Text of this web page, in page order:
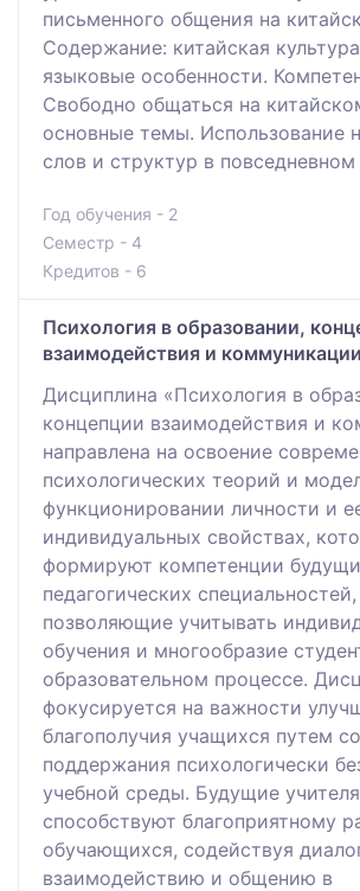
письменного общения на
Содержание: китайская
языковые особенности.
Свободно общаться на
основные темы. Использование
слов и структур в
Год обучения - 2
Семестр - 4
Кредитов - 6
Психология в образовании,
взаимодействия и коммуникации
Дисциплина «Психология в
концепции взаимодействия и
направлена на освоение
психологических теорий и
функционировании личности и
индивидуальных свойствах,
формируют компетенции
педагогических специальностей,
позволяющие учитывать
обучения и многообразие
образовательном процессе.
фокусируется на важности
благополучия учащихся путем
поддержания психологически
учебной среды. Будущие учителя
способствуют благоприятному
обучающихся, содействуя
взаимодействию и общению в